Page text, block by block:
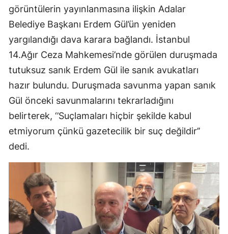
görüntülerin yayınlanmasına ilişkin Adalar
Belediye Başkanı Erdem Gül’ün yeniden
yargılandığı dava karara bağlandı. İstanbul
14.Ağır Ceza Mahkemesi’nde görülen duruşmada
tutuksuz sanık Erdem Gül ile sanık avukatları
hazır bulundu. Duruşmada savunma yapan sanık
Gül önceki savunmalarını tekrarladığını
belirterek, ‘’Suçlamaları hiçbir şekilde kabul
etmiyorum çünkü gazetecilik bir suç değildir’’
dedi.